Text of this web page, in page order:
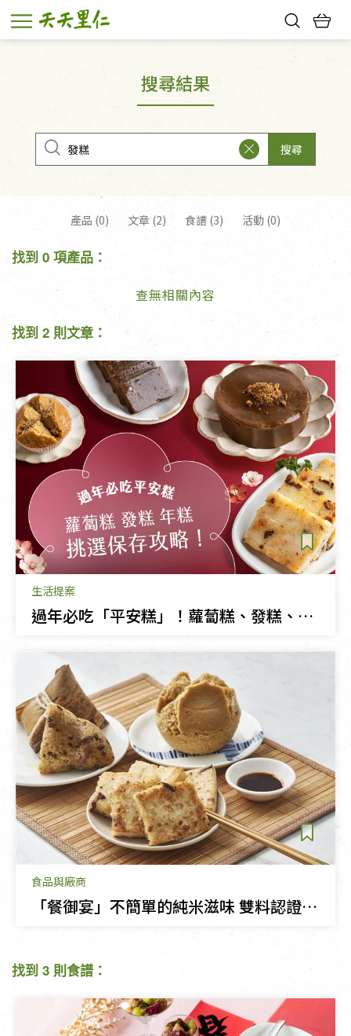
幸福節中獎名單
搜尋結果
搜尋
產品 (0) 文章 (2) 食譜 (3) 活動 (0)
找到 0 項產品：
查無相關內容
找到 2 則文章：
生活提案
過年必吃「平安糕」！蘿蔔糕、發糕、年糕挑選保存全攻略
食品與廠商
「餐御宴」不簡單的純米滋味 雙料認證的有機健康美食
找到 3 則食譜：